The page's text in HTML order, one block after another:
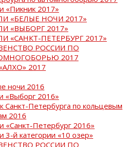
«Пикник 2017»
«БЕЛЫЕ НОЧИ 2017»
«ВЫБОРГ 2017»
«САНКТ-ПЕТЕРБУРГ 2017»
РОССИИ ПО
2017
2017
ночи 2016
«Выборг 2016»
Санкт-Петербурга по кольцевым
2016
«Санкт-Петербург 2016»
3-й категории «10 озер»
РОССИИ ПО